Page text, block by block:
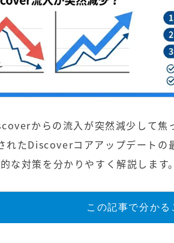
からの流入が突然減少して焦
れたDiscoverコアアップデートの
な対策を分かりやすく解説します。
この記事で分かる